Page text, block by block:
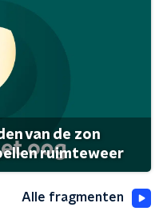
van de zon
ruimteweer
Alle fragmenten